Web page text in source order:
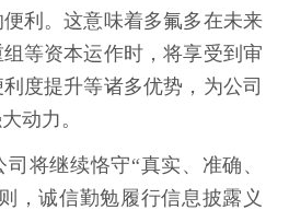
利。这意味着多氟多在未来
等资本运作时，将享受到审
度提升等诸多优势，为公司
动力。
将继续恪守“真实、准确、
，诚信勤勉履行信息披露义